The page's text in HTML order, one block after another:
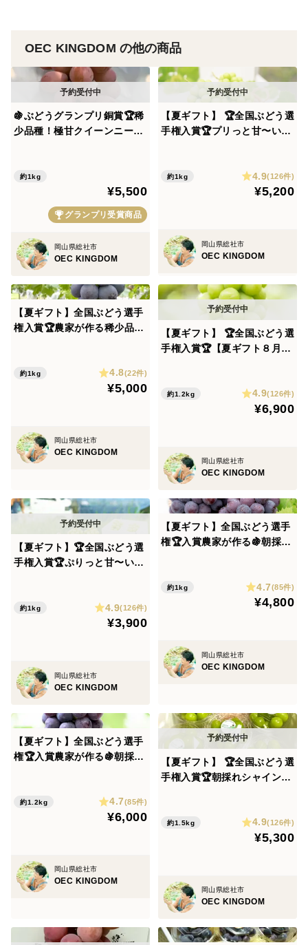
※天候等の状況で発送日が前後する可能性があります。
※時間帯指定で地域によっては前日発送で間に合わない
場合がございます。その場合最短のお届け時間に変更し
て配送させていただきます。
※種なし処理をしておりますが、天候により種が入る場
※熨斗が必要な方は特記事項に記載をお願いいたしま
す。無記入ですと熨斗無しで対応いたします。熨斗は名
入れはパソコンで行い、短冊熨斗で対応させていただい
ております。【熨斗】の内容につきましては、「特記事
項」にご入力下さい。
例）御中元 / 山田 花子
御中元 / 株式会社 山田
代表取締役 山田花子
お名前が不要の方は、必ず「名前なし」とご記入下さ
※画像はあくまで参考となります。
OEC KINGDOM の他の商品
🍇ぶどうグランプリ銅賞🏆稀
少品種！極甘クイーンニーナ
約1kg
¥5,500
グランプリ受賞商品
岡山県総社市
OEC KINGDOM
【夏ギフト】 🏆全国ぶどう選
手権入賞🏆プリっと甘〜い！
可)8月中旬〜出荷
約1kg 4.9(126件)
¥5,200
岡山県総社市
OEC KINGDOM
【夏ギフト】全国ぶどう選手
権入賞🏆農家が作る稀少品
用・熨斗対応可）
約1kg 4.8(22件)
¥5,000
岡山県総社市
OEC KINGDOM
【夏ギフト】 🏆全国ぶどう選
手権入賞🏆【夏ギフト８月中
シャインマスカット約1.2kg
(大房2房)(熨斗対応可)
約1.2kg 4.9(126件)
¥6,900
岡山県総社市
OEC KINGDOM
【夏ギフト】🏆全国ぶどう選
手権入賞🏆ぷりっと甘〜い！
答用・熨斗対応可)
約1kg 4.9(126件)
¥3,900
岡山県総社市
OEC KINGDOM
【夏ギフト】全国ぶどう選手
権🏆入賞農家が作る🍇朝採り
用）
約1kg 4.7(85件)
¥4,800
岡山県総社市
OEC KINGDOM
【夏ギフト】全国ぶどう選手
権🏆入賞農家が作る🍇朝採り
対応可・贈答用）
約1.2kg 4.7(85件)
¥6,000
岡山県総社市
OEC KINGDOM
【夏ギフト】 🏆全国ぶどう選
手権入賞🏆朝採れシャインマ
月中旬〜発送
約1.5kg 4.9(126件)
¥5,300
岡山県総社市
OEC KINGDOM